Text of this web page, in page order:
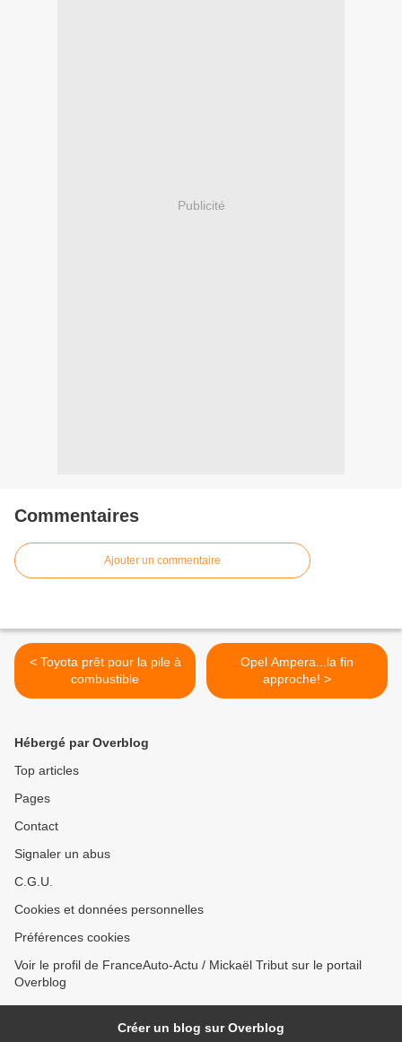
Publicité
Commentaires
Ajouter un commentaire
< Toyota prêt pour la pile à
combustible
Opel Ampera...la fin
approche! >
Hébergé par Overblog
Top articles
Pages
Contact
Signaler un abus
C.G.U.
Cookies et données personnelles
Préférences cookies
Voir le profil de FranceAuto-Actu / Mickaël Tribut sur le portail
Overblog
Créer un blog sur Overblog